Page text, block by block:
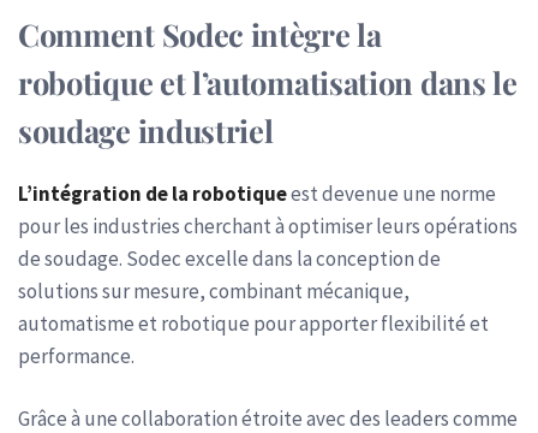
Comment Sodec intègre la
robotique et l’automatisation dans le
soudage industriel
L’intégration de la robotiqueest devenue une norme
pour les industries cherchant à optimiser leurs opérations
de soudage. Sodec excelle dans la conception de
solutions sur mesure, combinant mécanique,
automatisme et robotique pour apporter flexibilité et
performance.
Grâce à une collaboration étroite avec des leaders comme